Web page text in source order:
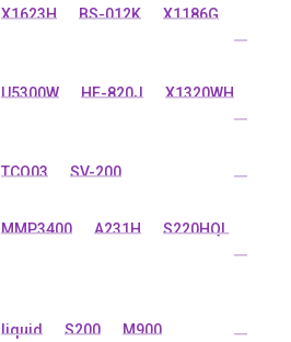
X1623H BS-012K
X1186G
...
U5300W HE-820J
X1320WH
...
TCO03 SV-200 ...
MMP3400 A231H
S220HQL
...
liquid S200 M900 ...